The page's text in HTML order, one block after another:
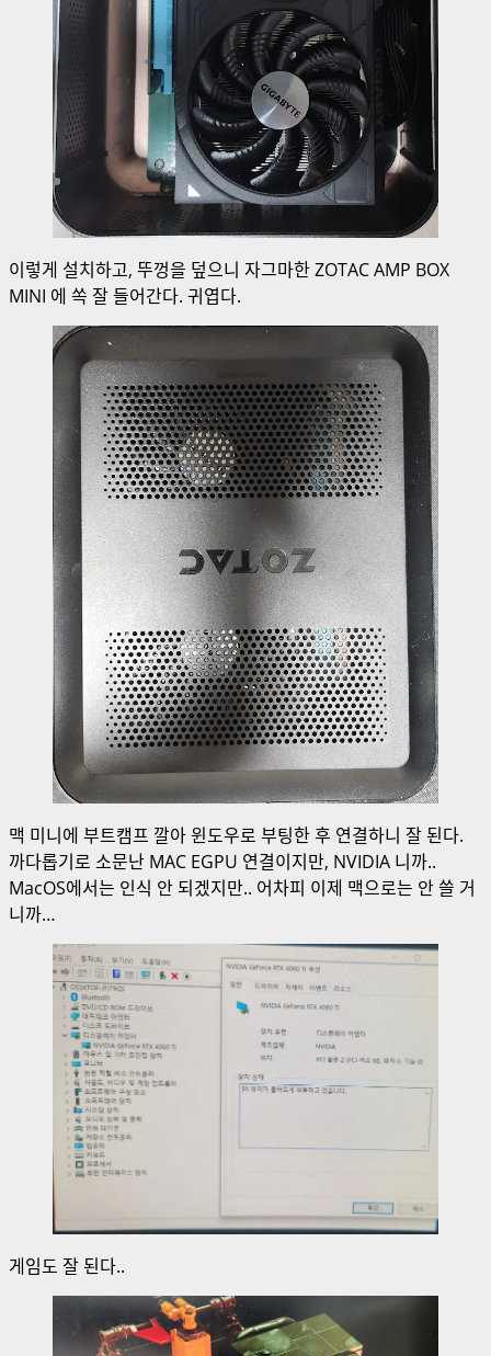
이렇게 설치하고, 뚜껑을 덮으니 자그마한 ZOTAC AMP BOX
MINI 에 쏙 잘 들어간다. 귀엽다.
맥 미니에 부트캠프 깔아 윈도우로 부팅한 후 연결하니 잘 된다.
까다롭기로 소문난 MAC EGPU 연결이지만, NVIDIA 니까..
MacOS에서는 인식 안 되겠지만.. 어차피 이제 맥으로는 안 쓸 거
니까…
게임도 잘 된다..